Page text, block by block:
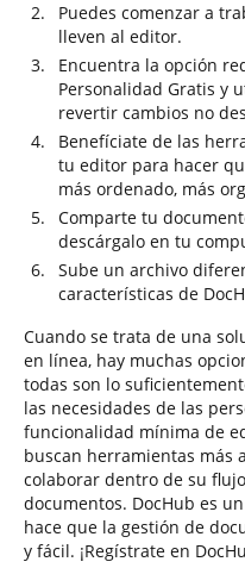
Puedes comenzar a
lleven al editor.
Encuentra la opción
Personalidad Gratis y
revertir cambios no
Benefíciate de las
tu editor para hacer
más ordenado, más
Comparte tu
descárgalo en tu
Sube un archivo
características de
Cuando se trata de una
en línea, hay muchas
todas son lo
las necesidades de las
funcionalidad mínima de
buscan herramientas más
colaborar dentro de su
documentos. DocHub es
hace que la gestión de
y fácil. ¡Regístrate en